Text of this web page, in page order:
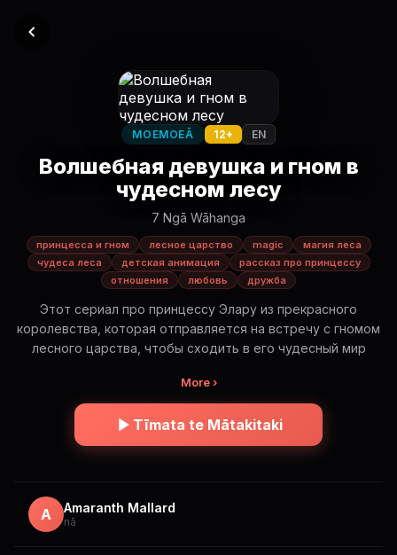
MOEMOEĀ 12+ EN
Волшебная девушка и гном в
чудесном лесу
7 Ngā Wāhanga
принцесса и гном лесное царство magic
магия леса
чудеса леса
детская анимация
рассказ про принцессу
отношения
любовь дружба
Этот сериал про принцессу Элару из прекрасного
королевства, которая отправляется на встречу с гномом
лесного царства, чтобы сходить в его чудесный мир
More ›
Tīmata te Mātakitaki
A Amaranth Mallard
nā